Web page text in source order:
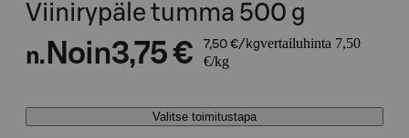
Viinirypäle tumma 500 g
n. Noin3,75 € 7,50 €/kgvertailuhinta 7,50
€/kg
Valitse toimitustapa